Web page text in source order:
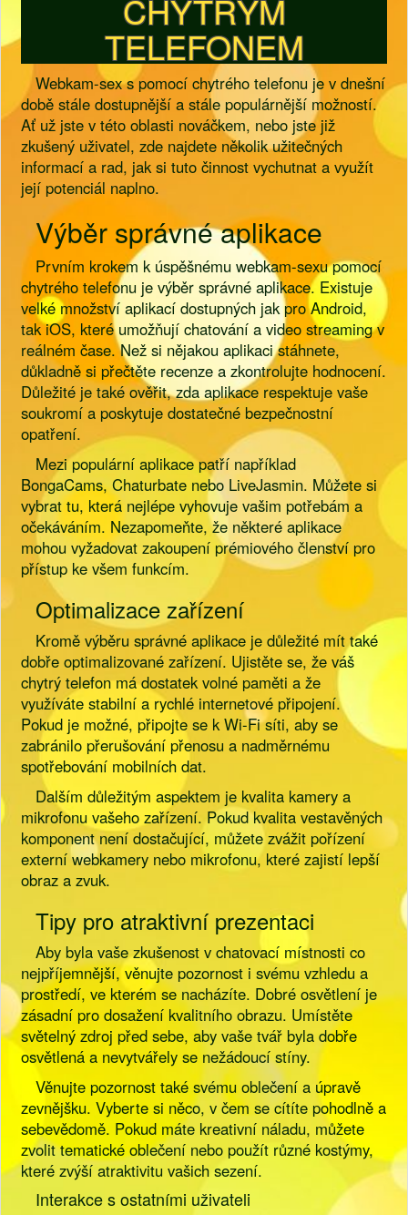
CHYTRÝM
TELEFONEM
Webkam-sex s pomocí chytrého telefonu je v dnešní
době stále dostupnější a stále populárnější možností.
Ať už jste v této oblasti nováčkem, nebo jste již
zkušený uživatel, zde najdete několik užitečných
informací a rad, jak si tuto činnost vychutnat a využít
její potenciál naplno.
Výběr správné aplikace
Prvním krokem k úspěšnému webkam-sexu pomocí
chytrého telefonu je výběr správné aplikace. Existuje
velké množství aplikací dostupných jak pro Android,
tak iOS, které umožňují chatování a video streaming v
reálném čase. Než si nějakou aplikaci stáhnete,
důkladně si přečtěte recenze a zkontrolujte hodnocení.
Důležité je také ověřit, zda aplikace respektuje vaše
soukromí a poskytuje dostatečné bezpečnostní
opatření.
Mezi populární aplikace patří například
BongaCams, Chaturbate nebo LiveJasmin. Můžete si
vybrat tu, která nejlépe vyhovuje vašim potřebám a
očekáváním. Nezapomeňte, že některé aplikace
mohou vyžadovat zakoupení prémiového členství pro
přístup ke všem funkcím.
Optimalizace zařízení
Kromě výběru správné aplikace je důležité mít také
dobře optimalizované zařízení. Ujistěte se, že váš
chytrý telefon má dostatek volné paměti a že
využíváte stabilní a rychlé internetové připojení.
Pokud je možné, připojte se k Wi-Fi síti, aby se
zabránilo přerušování přenosu a nadměrnému
spotřebování mobilních dat.
Dalším důležitým aspektem je kvalita kamery a
mikrofonu vašeho zařízení. Pokud kvalita vestavěných
komponent není dostačující, můžete zvážit pořízení
externí webkamery nebo mikrofonu, které zajistí lepší
obraz a zvuk.
Tipy pro atraktivní prezentaci
Aby byla vaše zkušenost v chatovací místnosti co
nejpříjemnější, věnujte pozornost i svému vzhledu a
prostředí, ve kterém se nacházíte. Dobré osvětlení je
zásadní pro dosažení kvalitního obrazu. Umístěte
světelný zdroj před sebe, aby vaše tvář byla dobře
osvětlená a nevytvářely se nežádoucí stíny.
Věnujte pozornost také svému oblečení a úpravě
zevnějšku. Vyberte si něco, v čem se cítíte pohodlně a
sebevědomě. Pokud máte kreativní náladu, můžete
zvolit tematické oblečení nebo použít různé kostýmy,
které zvýší atraktivitu vašich sezení.
Interakce s ostatními uživateli